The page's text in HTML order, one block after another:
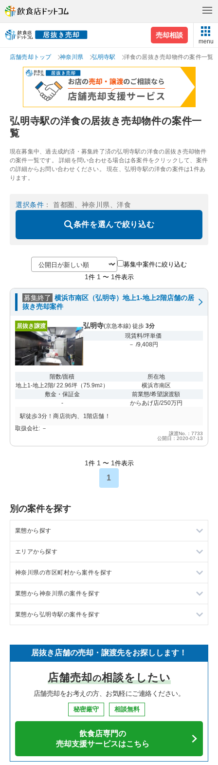
売却相談
menu
店舗売却トップ 神奈川県 弘明寺駅 洋食の居抜き売却物件の案件一覧
弘明寺駅の洋食の居抜き売却物件の案件一
覧
現在募集中、過去成約済・募集終了済の弘明寺駅の洋食の居抜き売却物件
の案件一覧です。 詳細を問い合わせる場合は各案件をクリックして、案件
の詳細からお問い合わせください。 現在、弘明寺駅の洋食の案件は1件あ
ります。
選択条件 ： 首都圏、神奈川県、洋食
条件を選んで絞り込む
募集中案件に絞り込む
1 件 1 〜 1 件表示
募集終了 横浜市南区（弘明寺）地上1-地上2階店舗の居
抜き売却案件
居抜き譲渡 弘明寺(京急本線) 徒歩 3分
現賃料/坪単価
－ /9,408円
階数/面積
地上1-地上2階/ 22.96坪 （75.9m2 ）
所在地
横浜市南区
敷金・保証金
-
前業態/希望譲渡額
からあげ店/250万円
駅徒歩3分！商店街内、1階店舗！
取扱会社: －
譲渡No.：7733
公開日：2020-07-13
1 件 1 〜 1 件表示
1
別の案件を探す
業態から探す
ラーメンの居抜き売却物件の案件一覧
フランス料理の居抜き売却物件の案件一覧
イタリア料理の居抜き売却物件の案件一覧
中華の居抜き売却物件の案件一覧
寿司の居抜き売却物件の案件一覧
焼肉の居抜き売却物件の案件一覧
鉄板焼き・お好み焼の居抜き売却物件の案件一覧
カフェの居抜き売却物件の案件一覧
テイクアウトの居抜き売却物件の案件一覧
エリアから探す
東京23区の飲食店の居抜き売却物件の案件一覧
東京都下の飲食店の居抜き売却物件の案件一覧
千葉県の飲食店の居抜き売却物件の案件一覧
神奈川県の飲食店の居抜き売却物件の案件一覧
大阪府の飲食店の居抜き売却物件の案件一覧
兵庫県の飲食店の居抜き売却物件の案件一覧
愛知県の飲食店の居抜き売却物件の案件一覧
岐阜県の飲食店の居抜き売却物件の案件一覧
神奈川県の市区町村から案件を探す
大和市の飲食店の居抜き売却物件の案件一覧
鎌倉市の飲食店の居抜き売却物件の案件一覧
川崎市高津区の飲食店の居抜き売却物件の案件一覧
横浜市鶴見区の飲食店の居抜き売却物件の案件一覧
川崎市中原区の飲食店の居抜き売却物件の案件一覧
横浜市南区の飲食店の居抜き売却物件の案件一覧
横浜市港北区の飲食店の居抜き売却物件の案件一覧
業態から神奈川県の案件を探す
神奈川県のラーメンの居抜き売却物件の案件一覧
神奈川県のイタリア料理の居抜き売却物件の案件一覧
神奈川県の中華の居抜き売却物件の案件一覧
神奈川県のそば・うどんの居抜き売却物件の案件一覧
神奈川県の焼肉の居抜き売却物件の案件一覧
神奈川県の鉄板焼き・お好み焼の居抜き売却物件の案件一覧
業態から弘明寺駅の案件を探す
弘明寺駅のアジア料理の居抜き売却物件の案件一覧
弘明寺駅の居酒屋・ダイニングバーの居抜き売却物件の案件一
弘明寺駅の和食の居抜き売却物件の案件一覧
弘明寺駅の洋食の居抜き売却物件の案件一覧
居抜き店舗の売却・譲渡先をお探しします！
店舗売却の相談をしたい
店舗売却をお考えの方、お気軽にご連絡ください。
秘密厳守 相談無料
飲食店専門の
売却支援サービスはこちら